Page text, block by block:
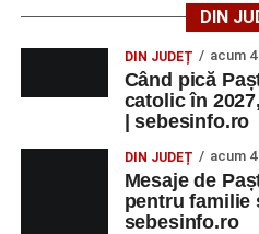
DIN
DIN JUDEȚ acum
Când pică
catolic în
| sebesinfo.ro
DIN JUDEȚ acum
Mesaje de
pentru familie
sebesinfo.ro